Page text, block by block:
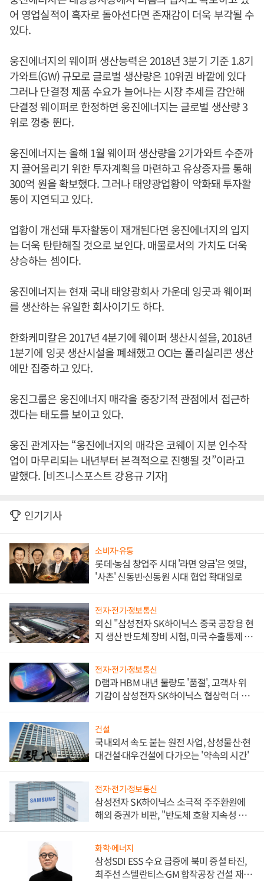
어 영업실적이 흑자로 돌아선다면 존재감이 더욱 부각될 수
있다.
웅진에너지의 웨이퍼 생산능력은 2018년 3분기 기준 1.8기
가와트(GW) 규모로 글로벌 생산량은 10위권 바깥에 있다
그러나 단결정 제품 수요가 늘어나는 시장 추세를 감안해
단결정 웨이퍼로 한정하면 웅진에너지는 글로벌 생산량 3
위로 껑충 뛴다.
웅진에너지는 올해 1월 웨이퍼 생산량을 2기가와트 수준까
지 끌어올리기 위한 투자계획을 마련하고 유상증자를 통해
300억 원을 확보했다. 그러나 태양광업황이 악화돼 투자활
동이 지연되고 있다.
업황이 개선돼 투자활동이 재개된다면 웅진에너지의 입지
는 더욱 탄탄해질 것으로 보인다. 매물로서의 가치도 더욱
상승하는 셈이다.
웅진에너지는 현재 국내 태양광회사 가운데 잉곳과 웨이퍼
를 생산하는 유일한 회사이기도 하다.
한화케미칼은 2017년 4분기에 웨이퍼 생산시설을, 2018년
1분기에 잉곳 생산시설을 폐쇄했고 OCI는 폴리실리콘 생산
에만 집중하고 있다.
웅진그룹은 웅진에너지 매각을 중장기적 관점에서 접근하
겠다는 태도를 보이고 있다.
웅진 관계자는 “웅진에너지의 매각은 코웨이 지분 인수작
업이 마무리되는 내년부터 본격적으로 진행될 것”이라고
말했다. [비즈니스포스트 강용규 기자]
인기기사
소비자·유통
롯데·농심 창업주 시대 '라면 앙금'은 옛말,
'사촌' 신동빈·신동원 시대 협업 확대일로
전자·전기·정보통신
외신 "삼성전자 SK하이닉스 중국 공장용 현
지 생산 반도체 장비 시험, 미국 수출통제 대
전자·전기·정보통신
D램과 HBM 내년 물량도 '품절', 고객사 위
기감이 삼성전자 SK하이닉스 협상력 더 키
건설
국내외서 속도 붙는 원전 사업, 삼성물산·현
대건설·대우건설에 다가오는 '약속의 시간'
전자·전기·정보통신
삼성전자 SK하이닉스 소극적 주주환원에
해외 증권가 비판, "반도체 호황 지속성 의
화학·에너지
삼성SDI ESS 수요 급증에 북미 증설 타진,
최주선 스텔란티스·GM 합작공장 건설 재추